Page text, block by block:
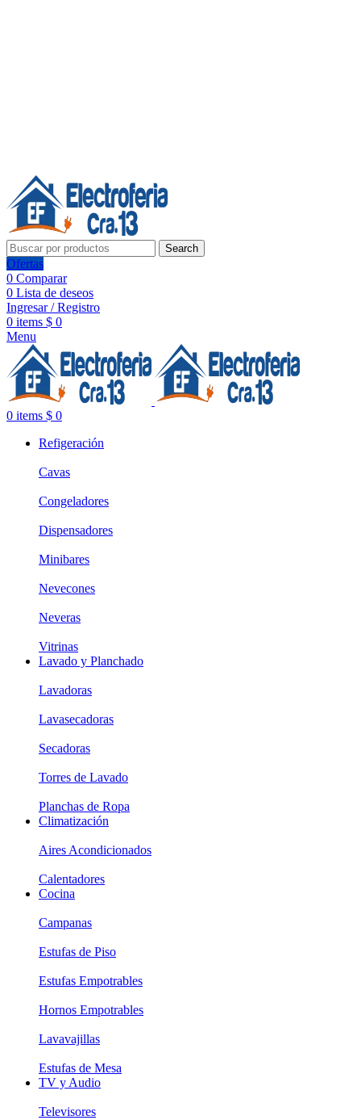
Search
Ofertas
0 Comparar
0 Lista de deseos
Ingresar / Registro
0 items $ 0
Menu
0 items $ 0
Refigeración
Cavas
Congeladores
Dispensadores
Minibares
Nevecones
Neveras
Vitrinas
Lavado y Planchado
Lavadoras
Lavasecadoras
Secadoras
Torres de Lavado
Planchas de Ropa
Climatización
Aires Acondicionados
Calentadores
Cocina
Campanas
Estufas de Piso
Estufas Empotrables
Hornos Empotrables
Lavavajillas
Estufas de Mesa
TV y Audio
Televisores